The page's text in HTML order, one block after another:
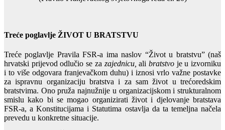
Treće poglavlje ŽIVOT U BRATSTVU
Treće poglavlje Pravila FSR-a ima naslov “Život u bratstvu” (naš
hrvatski prijevod odlučio se za zajednicu,ali bratstvo je u izvorniku
i to više odgovara franjevačkom duhu) i iznosi vrlo važne postavke
za ispravnu organizaciju bratstva i za sam život u trećoredskim
bratstvima. Ono pruža najnužnije u organizacijskom i strukturalnom
smislu kako bi se mogao organizirati život i djelovanje bratstava
FSR-a, a Konstitucijama i Statutima ostavlja da ta temeljna načela
prevedu u konkretne situacije.